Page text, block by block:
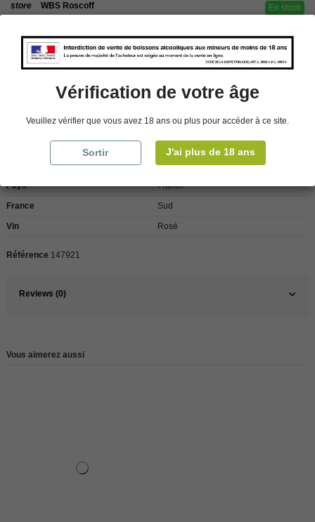
store WBS Roscoff En stock
Les commandes sont uniquement livrées en France métropolitaine. Pour les
clients de l’étranger, retrait sur place dans nos magasins de ROSCOFF ou
CHERBOURG.
Pays France
France Sud
Vin Rosé
Référence 147921
Reviews (0)
Vous aimerez aussi
Vérification de votre âge
Veuillez vérifier que vous avez 18 ans ou plus pour accéder à ce site.
Sortir J'ai plus de 18 ans